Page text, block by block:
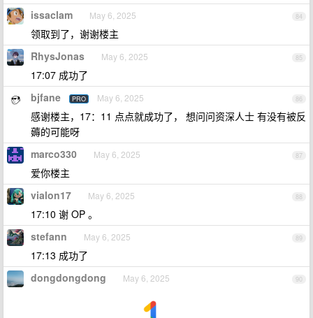
84
issaclam May 6, 2025
领取到了，谢谢楼主
85
RhysJonas May 6, 2025
17:07 成功了
86
bjfane PRO May 6, 2025
感谢楼主，17：11 点点就成功了， 想问问资深人士 有没有被反
薅的可能呀
87
marco330 May 6, 2025
爱你楼主
88
vialon17 May 6, 2025
17:10 谢 OP 。
89
stefann May 6, 2025
17:13 成功了
90
dongdongdong May 6, 2025